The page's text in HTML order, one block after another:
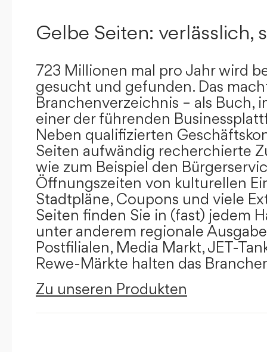
Gelbe Seiten: verlässlich,
723 Millionen mal pro Jahr wird
gesucht und gefunden. Das
Branchenverzeichnis – als Buch,
einer der führenden
Neben qualifizierten
Seiten aufwändig recherchierte
wie zum Beispiel den
Öffnungszeiten von kulturellen
Stadtpläne, Coupons und viele
Seiten finden Sie in (fast) jedem
unter anderem regionale
Postfilialen, Media Markt, JET-
Rewe-Märkte halten das
Zu unseren Produkten